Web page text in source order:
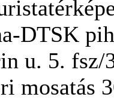
DTSK
u. 5.
mosatás